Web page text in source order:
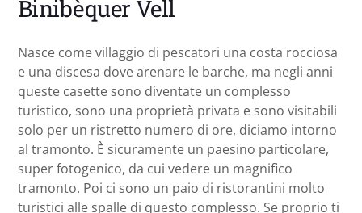
Binibèquer Vell
Nasce come villaggio di pescatori una costa rocciosa
e una discesa dove arenare le barche, ma negli anni
queste casette sono diventate un complesso
turistico, sono una proprietà privata e sono visitabili
solo per un ristretto numero di ore, diciamo intorno
al tramonto. È sicuramente un paesino particolare,
super fotogenico, da cui vedere un magnifico
tramonto. Poi ci sono un paio di ristorantini molto
turistici alle spalle di questo complesso. Se proprio ti